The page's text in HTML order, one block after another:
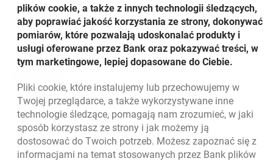
weryfikacją mObywatel pod adresem:
https://www.bankmillennium.pl/klienci-
indywidualni/konta-osobiste/konto-millennium-360link
otwiera
Udostępnij
otwiera się w nowej karcie
otwiera się w nowej karcie
otwiera się w nowej karcie
Powrót do listy
plików cookie, a także z innych technologii śledzących,
aby poprawiać jakość korzystania ze strony, dokonywać
pomiarów, które pozwalają udoskonalać produkty i
usługi oferowane przez Bank oraz pokazywać treści, w
tym marketingowe, lepiej dopasowane do Ciebie.
Pliki cookie, które instalujemy lub przechowujemy w
Twojej przeglądarce, a także wykorzystywane inne
technologie śledzące, pomagają nam zrozumieć, w jaki
sposób korzystasz ze strony i jak możemy ją
dostosować do Twoich potrzeb. Możesz zapoznać się z
informacjami na temat stosowanych przez Bank plików